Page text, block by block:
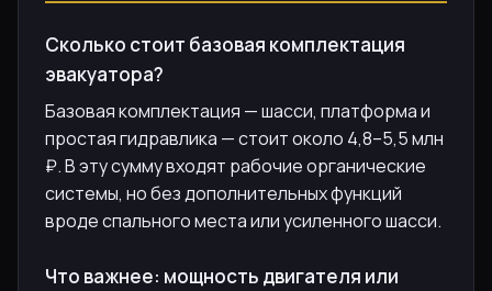
Сколько стоит базовая комплектация
эвакуатора?
Базовая комплектация — шасси, платформа и
простая гидравлика — стоит около 4,8–5,5 млн
₽. В эту сумму входят рабочие органические
системы, но без дополнительных функций
вроде спального места или усиленного шасси.
Что важнее: мощность двигателя или